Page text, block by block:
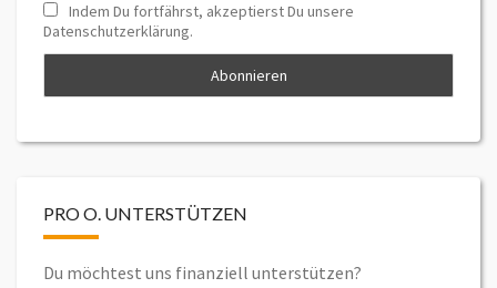
Indem Du fortfährst, akzeptierst Du unsere
Datenschutzerklärung.
PRO O. UNTERSTÜTZEN
Du möchtest uns finanziell unterstützen?